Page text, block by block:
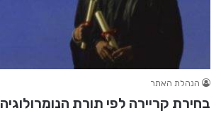
הנהלת האתר
בחירת קריירה לפי תורת הנומרולוגיה